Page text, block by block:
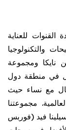
للعناية
والتكنولوجيا
نايكا ومجموعة
في منطقة دول
مع نساء حيث
مجموعتنا
فيد (فوربس